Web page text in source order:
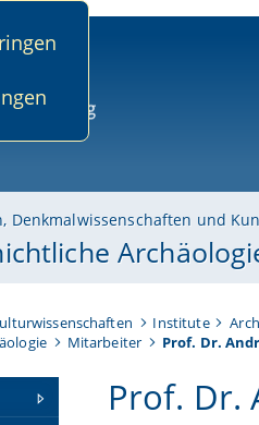
Denkmalwissenschaften und
Institute
Mitarbeiter Prof. Dr.
Prof. Dr.